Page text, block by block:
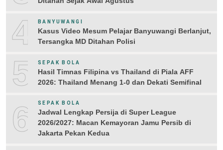
4 BANYUWANGI
Kasus Video Mesum Pelajar Banyuwangi Berlanjut,
Tersangka MD Ditahan Polisi
5 SEPAK BOLA
Hasil Timnas Filipina vs Thailand di Piala AFF
2026: Thailand Menang 1-0 dan Dekati Semifinal
6 SEPAK BOLA
Jadwal Lengkap Persija di Super League
2026/2027: Macan Kemayoran Jamu Persib di
Jakarta Pekan Kedua